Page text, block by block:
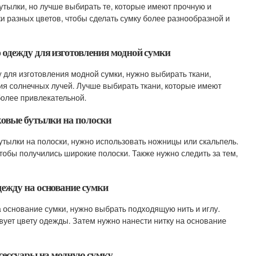
но лучше выбирать те, которые имеют прочную и
разных цветов, чтобы сделать сумку более разнообразной и
для изготовления модной сумки
изготовления модной сумки, нужно выбирать ткани,
солнечных лучей. Лучше выбирать ткани, которые имеют
привлекательной.
бутылки на полоски
на полоски, нужно использовать ножницы или скальпель.
получились широкие полоски. Также нужно следить за тем,
на основание сумки
сумки, нужно выбрать подходящую нить и иглу.
цвету одежды. Затем нужно нанести нитку на основание